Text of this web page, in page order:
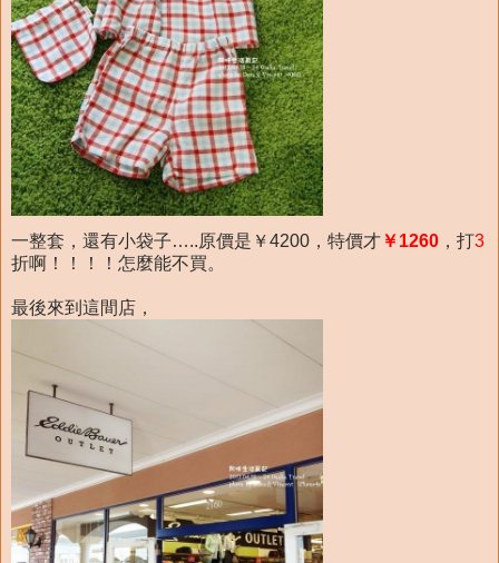
一整套，還有小袋子…..原價是￥4200，特價才￥1260 ，打3
折啊！！！！怎麼能不買。
最後來到這間店，